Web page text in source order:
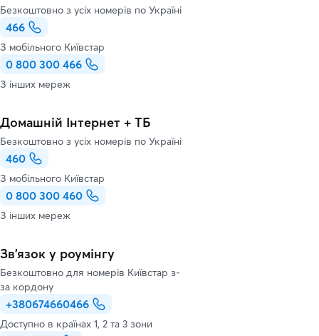
Безкоштовно з усіх номерів по Україні
466
З мобільного Київстар
0 800 300 466
З інших мереж
Домашній Інтернет + ТБ
Безкоштовно з усіх номерів по Україні
460
З мобільного Київстар
0 800 300 460
З інших мереж
Зв’язок у роумінгу
Безкоштовно для номерів Київстар з-
за кордону
+380674660466
Доступно в країнах 1, 2 та 3 зони